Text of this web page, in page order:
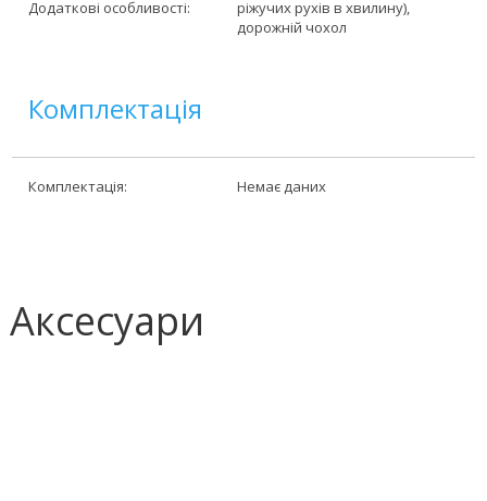
Додаткові особливості:
ріжучих рухів в хвилину),
дорожній чохол
Комплектація
Комплектація: Немає даних
Аксесуари